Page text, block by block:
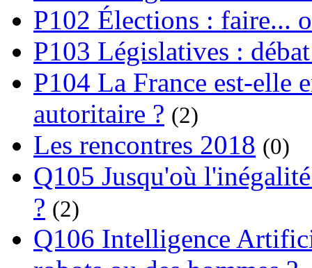
P102 Élections : faire...
P103 Législatives :
P104 La France est-elle
autoritaire ? (2)
Les rencontres 2018 (0)
Q105 Jusqu'où
? (2)
Q106 Intelligence